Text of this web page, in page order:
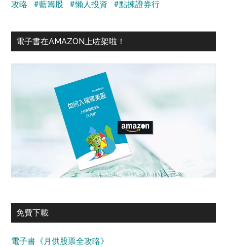
攻略
#藍籌股 #懶人投資 #點揀證券行
電子書在AMAZON上咗架啦！
免費下載
電子書《月供股票全攻略》